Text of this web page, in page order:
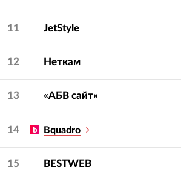
11 JetStyle
12 Неткам
13 «АБВ сайт»
14 Bquadro
15 BESTWEB